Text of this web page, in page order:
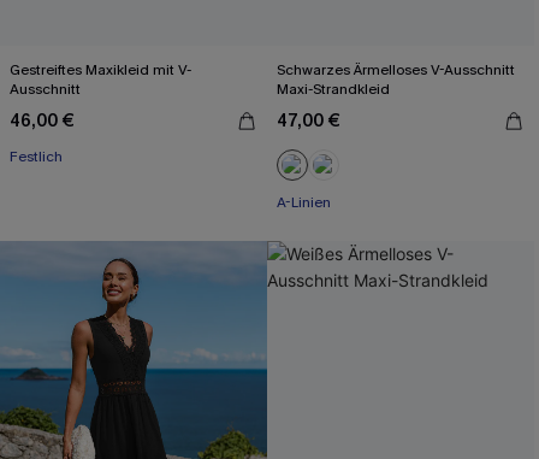
Gestreiftes Maxikleid mit V-
Ausschnitt
46,00 €
Festlich
Schwarzes Ärmelloses V-Ausschnitt
Maxi-Strandkleid
47,00 €
A-Linien